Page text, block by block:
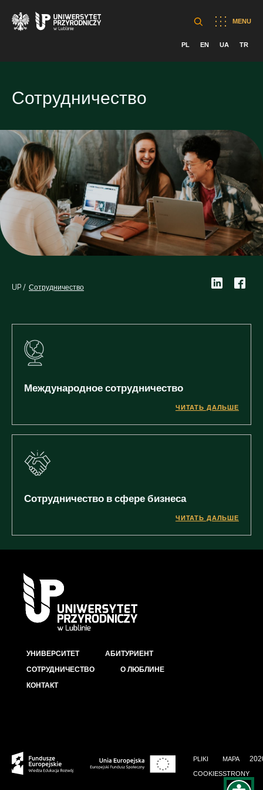
MENU
PL EN UA TR
Сотрудничество
UP Сотрудничество
Международное сотрудничество
ЧИТАТЬ ДАЛЬШЕ
Сотрудничество в сфере бизнеса
ЧИТАТЬ ДАЛЬШЕ
УНИВЕРСИТЕТ
АБИТУРИЕНТ
СОТРУДНИЧЕСТВО
О ЛЮБЛИНЕ
КОНТАКТ
PLIKI
COOKIES
MAPA
STRONY